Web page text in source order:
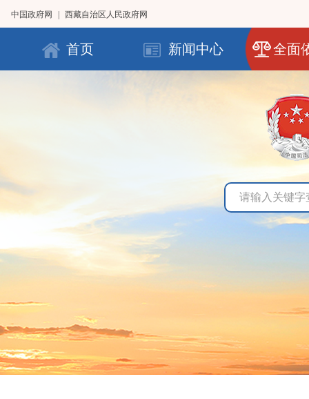
中国政府网 西藏自治区人民政府网
首页 新闻中心 全面